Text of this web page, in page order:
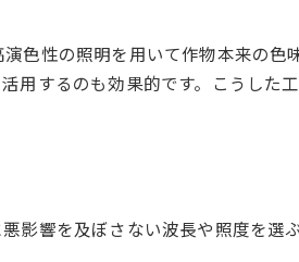
の特徴
ン事例
組み紹介
の工夫とは
色性の照明を用いて作物本来の色
用するのも効果的です。こうした
影響を及ぼさない波長や照度を選